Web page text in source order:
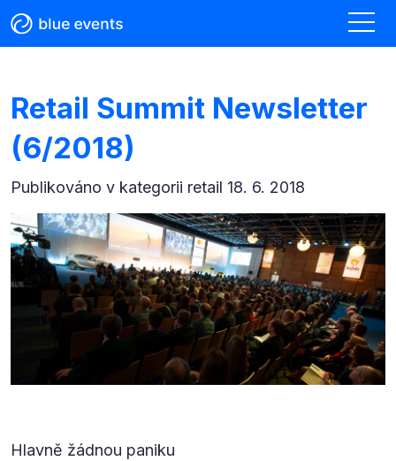
Retail Summit Newsletter
(6/2018)
Publikováno v kategorii retail 18. 6. 2018
Hlavně žádnou paniku